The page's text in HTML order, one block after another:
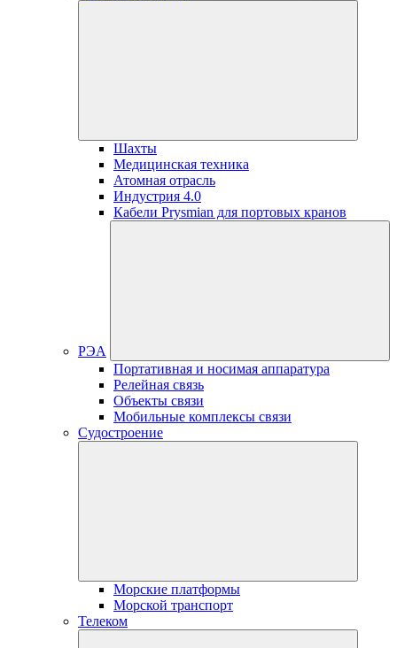
Шахты
Медицинская техника
Атомная отрасль
Индустрия 4.0
Кабели Prysmian для портовых кранов
РЭА
Портативная и носимая аппаратура
Релейная связь
Объекты связи
Мобильные комплексы связи
Судостроение
Морские платформы
Морской транспорт
Телеком